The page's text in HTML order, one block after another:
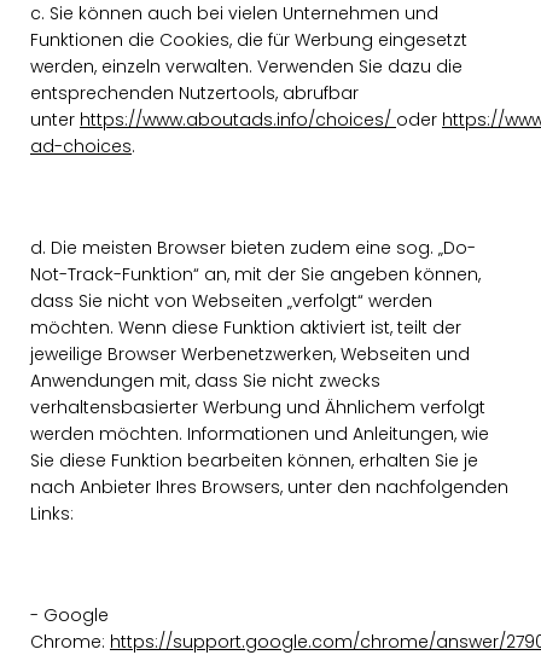
c. Sie können auch bei vielen Unternehmen und
Funktionen die Cookies, die für Werbung eingesetzt
werden, einzeln verwalten. Verwenden Sie dazu die
entsprechenden Nutzertools, abrufbar
unter https://www.aboutads.info/choices/ oder https://
ad-choices.
d. Die meisten Browser bieten zudem eine sog. „Do-
Not-Track-Funktion“ an, mit der Sie angeben können,
dass Sie nicht von Webseiten „verfolgt“ werden
möchten. Wenn diese Funktion aktiviert ist, teilt der
jeweilige Browser Werbenetzwerken, Webseiten und
Anwendungen mit, dass Sie nicht zwecks
verhaltensbasierter Werbung und Ähnlichem verfolgt
werden möchten. Informationen und Anleitungen, wie
Sie diese Funktion bearbeiten können, erhalten Sie je
nach Anbieter Ihres Browsers, unter den nachfolgenden
Links:
- Google
Chrome: https://support.google.com/chrome/answer/